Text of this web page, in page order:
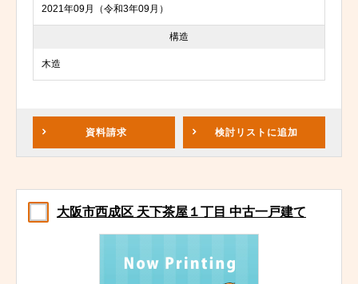
2021年09月（令和3年09月）
構造
木造
資料請求 検討リスト に追加
大阪市西成区 天下茶屋１丁目 中古一戸建て